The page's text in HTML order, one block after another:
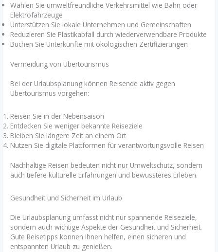
Wählen Sie umweltfreundliche Verkehrsmittel wie Bahn oder
Elektrofahrzeuge
Unterstützen Sie lokale Unternehmen und Gemeinschaften
Reduzieren Sie Plastikabfall durch wiederverwendbare Produkte
Buchen Sie Unterkünfte mit ökologischen Zertifizierungen
Vermeidung von Übertourismus
Bei der Urlaubsplanung können Reisende aktiv gegen
Übertourismus vorgehen:
Reisen Sie in der Nebensaison
Entdecken Sie weniger bekannte Reiseziele
Bleiben Sie längere Zeit an einem Ort
Nutzen Sie digitale Plattformen für verantwortungsvolle Reisen
Nachhaltige Reisen bedeuten nicht nur Umweltschutz, sondern
auch tiefere kulturelle Erfahrungen und bewussteres Erleben.
Gesundheit und Sicherheit im Urlaub
Die Urlaubsplanung umfasst nicht nur spannende Reiseziele,
sondern auch wichtige Aspekte der Gesundheit und Sicherheit.
Gute Reisetipps können Ihnen helfen, einen sicheren und
entspannten Urlaub zu genießen.